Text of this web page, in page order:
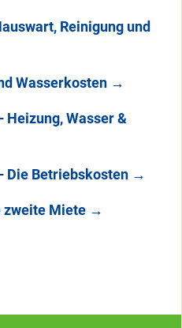
Reinigung und
Wasserkosten →
Heizung, Wasser &
Die Betriebskosten →
zweite Miete →